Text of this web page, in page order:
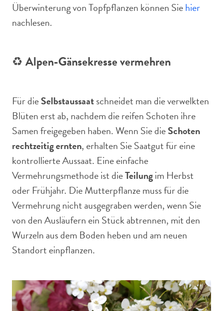
Überwinterung von Topfpflanzen können Siehier
nachlesen.
♻️Alpen-Gänsekresse vermehren
Für dieSelbstaussaatschneidet man die verwelkten
Blüten erst ab, nachdem die reifen Schoten ihre
Samen freigegeben haben. Wenn Sie dieSchoten
rechtzeitig ernten, erhalten Sie Saatgut für eine
kontrollierte Aussaat. Eine einfache
Vermehrungsmethode ist dieTeilungim Herbst
oder Frühjahr. Die Mutterpflanze muss für die
Vermehrung nicht ausgegraben werden, wenn Sie
von den Ausläufern ein Stück abtrennen, mit den
Wurzeln aus dem Boden heben und am neuen
Standort einpflanzen.